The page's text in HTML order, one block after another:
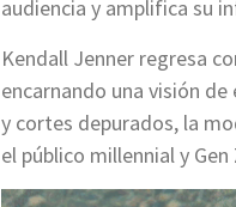
audiencia y amplifica su
Kendall Jenner regresa
encarnando una visión
y cortes depurados, la
el público millennial y Gen